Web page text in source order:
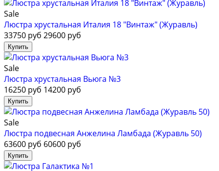
Sale
Люстра хрустальная Италия 18 "Винтаж" (Журавль)
33750 руб 29600 руб
Sale
Люстра хрустальная Вьюга №3
16250 руб 14200 руб
Sale
Люстра подвесная Анжелина Ламбада (Журавль 50)
63600 руб 60600 руб